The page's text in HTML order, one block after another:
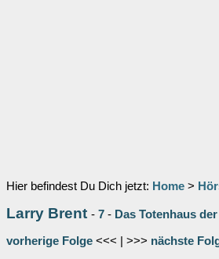
Hier befindest Du Dich jetzt: Home >
Larry Brent - 7 - Das Totenhaus
vorherige Folge <<< | >>> nächste